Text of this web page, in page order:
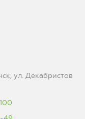
ул. Декабристов